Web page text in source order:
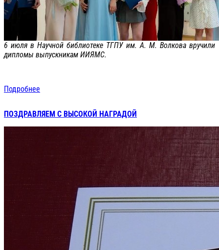
6 июля в Научной библиотеке ТГПУ им. А. М. Волкова вручили
дипломы выпускникам ИИЯМС.
Подробнее
ПОЗДРАВЛЯЕМ С ВЫСОКОЙ НАГРАДОЙ